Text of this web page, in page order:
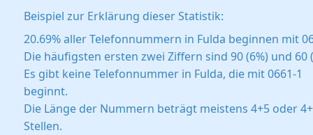
Beispiel zur Erklärung dieser Statistik:
20.69% aller Telefonnummern in Fulda beginnen mit
Die häufigsten ersten zwei Ziffern sind 90 (6%) und 60
Es gibt keine Telefonnummer in Fulda, die mit 0661-1
beginnt.
Die Länge der Nummern beträgt meistens 4+5 oder
Stellen.